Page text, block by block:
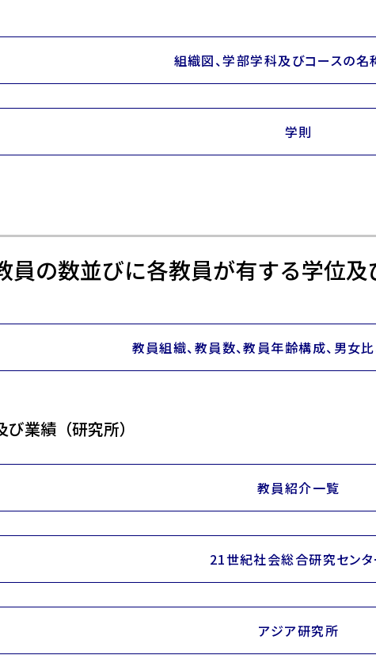
組織図、学部学科及びコースの名
学則
員の数並びに各教員が有する学位及
教員組織、教員数、教員年齢構成、男女
業績（研究所）
教員紹介一覧
21世紀社会総合研究セン
アジア研究所